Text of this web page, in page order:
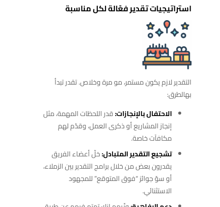
استراتيجيات تقدير فعّالة لكل مناسبة
التقدير لازم يكون مستمر، مو مرة وخلاص. تقدر تبدأ
بهالطرق:
الاحتفال بالإنجازات:قدر اللحظات المهمة، مثل
إنجاز المشاريع أو ذكرى العمل، وقدّم لهم
مكافآت خاصة.
تشجيع التقدير المتبادل:خلّ أعضاء الفريق
يقدرون بعض من خلال برامج التقدير بين الزملاء،
أو سوّ جوائز “فوق المتوقع” للمجهود
الاستثنائي.